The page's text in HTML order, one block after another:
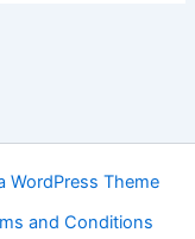
WordPress Theme
and Conditions